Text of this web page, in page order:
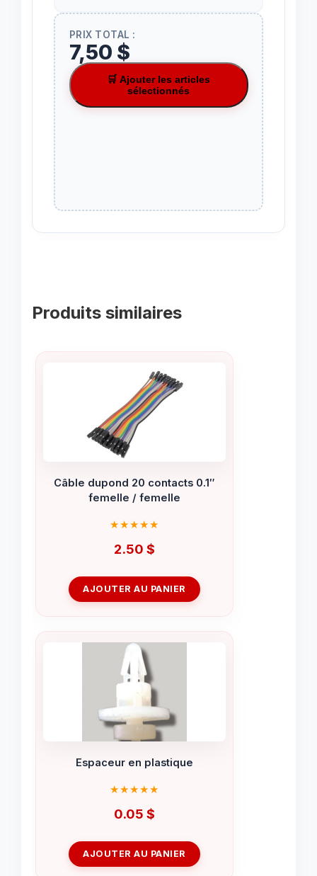
PRIX TOTAL :
7,50 $
🛒 Ajouter les articles
sélectionnés
Produits similaires
Câble dupond 20 contacts 0.1″
femelle / femelle
2.50 $
AJOUTER AU PANIER
Espaceur en plastique
0.05 $
AJOUTER AU PANIER